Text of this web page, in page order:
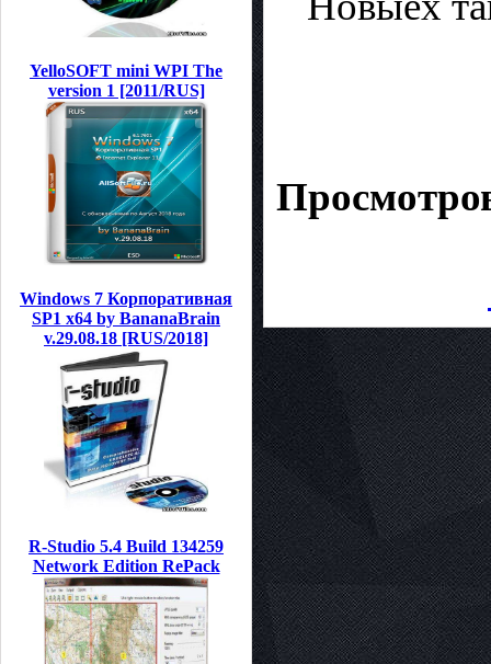
YelloSOFT mini WPI The
version 1 [2011/RUS]
Windows 7 Корпоративная
SP1 x64 by BananaBrain
v.29.08.18 [RUS/2018]
R-Studio 5.4 Build 134259
Network Edition RePack